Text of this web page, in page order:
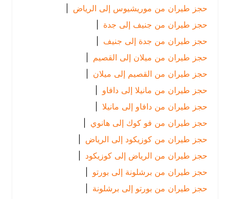
حجز طيران من موريشيوس إلى الرياض
|
حجز طيران من جنيف إلى جدة
حجز طيران من جدة إلى جنيف |
حجز طيران من ميلان إلى القصيم |
حجز طيران من القصيم إلى ميلان |
حجز طيران من مانيلا إلى دافاو
|
حجز طيران من دافاو إلى مانيلا |
حجز طيران من فو كوك إلى هانوي
|
حجز طيران من كوزيكود إلى الرياض
|
حجز طيران من الرياض إلى كوزيكود
|
حجز طيران من برشلونة إلى بورتو
|
حجز طيران من بورتو إلى برشلونة
|